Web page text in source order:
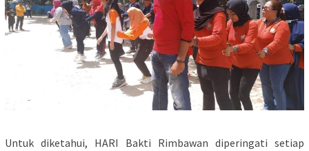
Untuk diketahui, HARI Bakti Rimbawan diperingati setiap